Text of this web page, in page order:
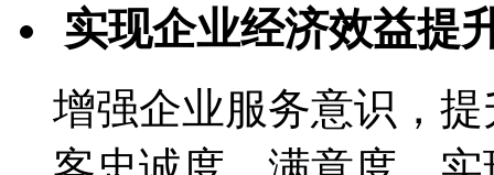
实现企业经济效益提
增强企业服务意识，